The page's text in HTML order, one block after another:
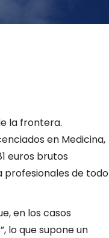
la frontera.
en Medicina,
euros brutos
profesionales de todo
en los casos
lo que supone un